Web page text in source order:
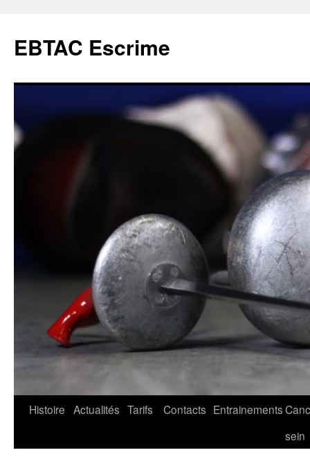
contenu
EBTAC Escrime
Histoire Actualités Tarifs Contacts Entrainements
sein